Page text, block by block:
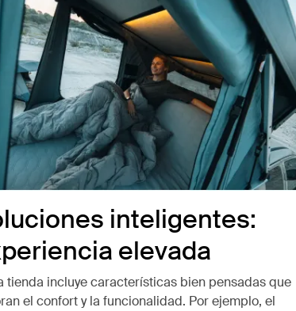
inteligentes:
elevada
tienda incluye características bien pensadas que
el confort y la funcionalidad. Por ejemplo, el